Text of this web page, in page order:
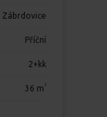
Zábrdovice
Příční
2+kk
36 m 2